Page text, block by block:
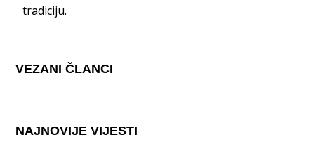
tradiciju.
VEZANI ČLANCI
NAJNOVIJE VIJESTI